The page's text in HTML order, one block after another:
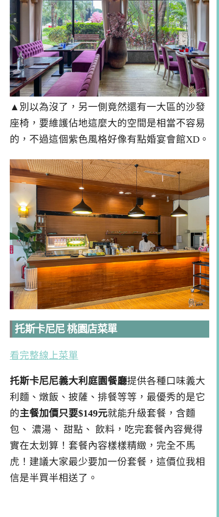
▲別以為沒了，另一側竟然還有一大區的沙發
座椅，要維護佔地這麼大的空間是相當不容易
的，不過這個紫色風格好像有點婚宴會館XD。
托斯卡尼尼 桃園店菜單
看完整線上菜單
托斯卡尼尼義大利庭園餐廳提供各種口味義大
利麵、燉飯、披薩、排餐等等，最優秀的是它
的主餐加價只要$149元就能升級套餐，含麵
包、 濃湯、 甜點、 飲料，吃完套餐內容覺得
實在太划算！套餐內容樣樣精緻，完全不馬
虎！建議大家最少要加一份套餐，這價位我相
信是半買半相送了。